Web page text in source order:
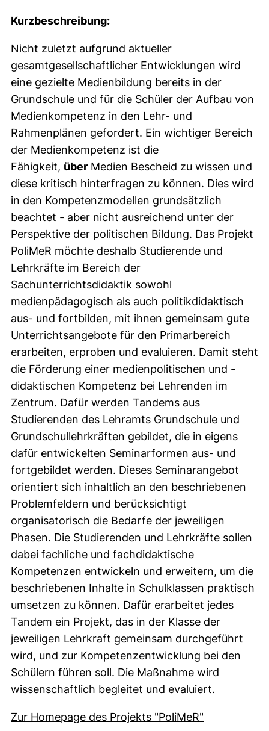
Kurzbeschreibung:
Nicht zuletzt aufgrund aktueller
gesamtgesellschaftlicher Entwicklungen wird
eine gezielte Medienbildung bereits in der
Grundschule und für die Schüler der Aufbau von
Medienkompetenz in den Lehr- und
Rahmenplänen gefordert. Ein wichtiger Bereich
der Medienkompetenz ist die
Fähigkeit, über Medien Bescheid zu wissen und
diese kritisch hinterfragen zu können. Dies wird
in den Kompetenzmodellen grundsätzlich
beachtet - aber nicht ausreichend unter der
Perspektive der politischen Bildung. Das Projekt
PoliMeR möchte deshalb Studierende und
Lehrkräfte im Bereich der
Sachunterrichtsdidaktik sowohl
medienpädagogisch als auch politikdidaktisch
aus- und fortbilden, mit ihnen gemeinsam gute
Unterrichtsangebote für den Primarbereich
erarbeiten, erproben und evaluieren. Damit steht
die Förderung einer medienpolitischen und -
didaktischen Kompetenz bei Lehrenden im
Zentrum. Dafür werden Tandems aus
Studierenden des Lehramts Grundschule und
Grundschullehrkräften gebildet, die in eigens
dafür entwickelten Seminarformen aus- und
fortgebildet werden. Dieses Seminarangebot
orientiert sich inhaltlich an den beschriebenen
Problemfeldern und berücksichtigt
organisatorisch die Bedarfe der jeweiligen
Phasen. Die Studierenden und Lehrkräfte sollen
dabei fachliche und fachdidaktische
Kompetenzen entwickeln und erweitern, um die
beschriebenen Inhalte in Schulklassen praktisch
umsetzen zu können. Dafür erarbeitet jedes
Tandem ein Projekt, das in der Klasse der
jeweiligen Lehrkraft gemeinsam durchgeführt
wird, und zur Kompetenzentwicklung bei den
Schülern führen soll. Die Maßnahme wird
wissenschaftlich begleitet und evaluiert.
Zur Homepage des Projekts "PoliMeR"